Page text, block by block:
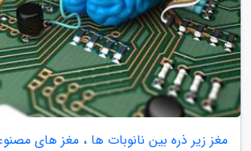
مغز زیر ذره بین نانوبات ها ، مغز های